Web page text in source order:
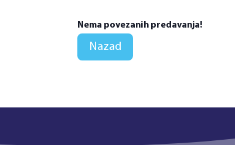
Nema povezanih predavanja!
Nazad